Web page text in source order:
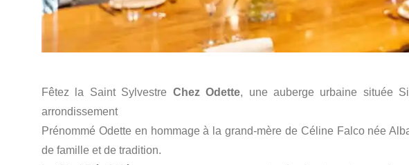
Fêtez la Saint Sylvestre Chez Odette, une auberge urbaine située
arrondissement
Prénommé Odette en hommage à la grand-mère de Céline Falco née
de famille et de tradition.